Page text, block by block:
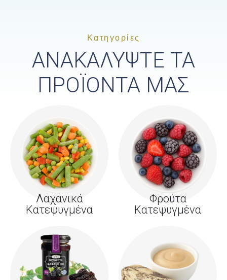
Κατηγορίες
ΑΝΑΚΑΛΥΨΤΕ ΤΑ
ΠΡΟΪΟΝΤΑ ΜΑΣ
Λαχανικά
Κατεψυγμένα
Φρούτα
Κατεψυγμένα